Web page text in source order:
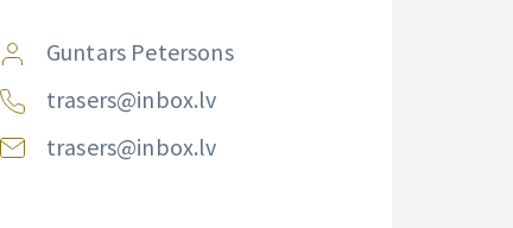
Guntars Petersons
trasers@inbox.lv
trasers@inbox.lv